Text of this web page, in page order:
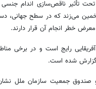
تحت تأثیر ناقص‌سازی اندام
بیشتر در ۲۸ کشور آفریقایی رایج است و
گزارش شده است.
صندوق جمعیت سازمان ملل